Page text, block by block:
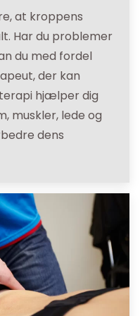
at kroppens
Har du problemer
du med fordel
der kan
hjælper dig
muskler, lede og
dens